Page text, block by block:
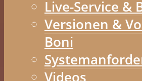
Live-Service &
Versionen &
Boni
Videos